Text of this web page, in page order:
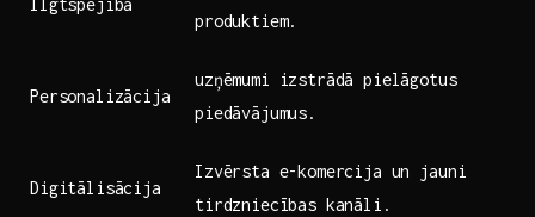
Ilgtspējība
produktiem.
Personalizācija
uzņēmumi izstrādā pielāgotus
piedāvājumus.
Digitālisācija
Izvērsta e-komercija un jauni
tirdzniecības kanāli.